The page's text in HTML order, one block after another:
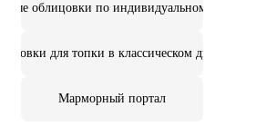
облицовки по индивидуальному дизайну
для топки в классическом дизайне
Марморный портал